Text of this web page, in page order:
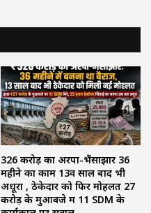
₹326 करोड़ का अरपा-भैंसाझार 36
महीने का काम 13वें साल बाद भी
अधूरा , ठेकेदार को फिर मोहलत ₹27
करोड़ के मुआवजे में 11 SDM के